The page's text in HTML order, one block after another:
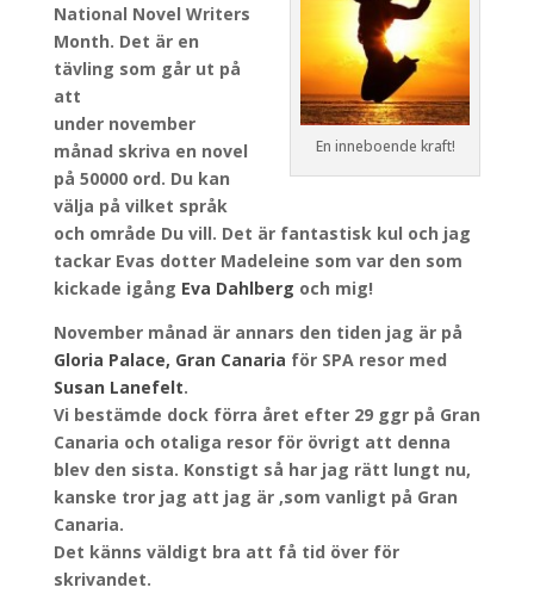
En inneboende kraft!
National Novel Writers
Month. Det är en
tävling som går ut på
att
under november
månad skriva en novel
på 50000 ord. Du kan
välja på vilket språk
och område Du vill. Det är fantastisk kul och jag
tackar Evas dotter Madeleine som var den som
kickade igång Eva Dahlberg och mig!
November månad är annars den tiden jag är på
Gloria Palace, Gran Canaria för SPA resor med
Susan Lanefelt.
Vi bestämde dock förra året efter 29 ggr på Gran
Canaria och otaliga resor för övrigt att denna
blev den sista. Konstigt så har jag rätt lungt nu,
kanske tror jag att jag är ,som vanligt på Gran
Canaria.
Det känns väldigt bra att få tid över för
skrivandet.